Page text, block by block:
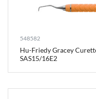
548582
Hu-Friedy Gracey
SAS15/16E2